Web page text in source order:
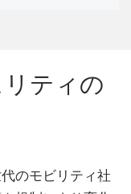
ティの
のモビリティ社